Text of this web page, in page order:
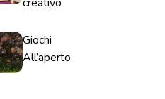
Giochi
All’aperto